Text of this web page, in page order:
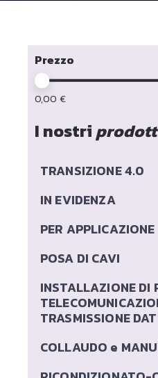
Prezzo
0,00 €
I nostri
TRANSIZIONE 4.0
IN EVIDENZA
PER APPLICAZIONE
POSA DI CAVI
INSTALLAZIONE DI
TRASMISSIONE
COLLAUDO e